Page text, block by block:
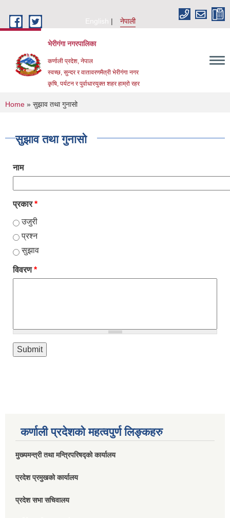
English
नेपाली
भेरीगंगा नगरपालिका
कर्णाली प्रदेश, नेपाल
स्वच्छ, सुन्दर र वातावरणमैत्री भेरीगंगा नगर
कृषि, पर्यटन र पुर्वाधारयुक्त शहर हाम्रो रहर
You are here
Home » सुझाव तथा गुनासो
सुझाव तथा गुनासो
नाम
प्रकार*
उजुरी
प्रश्न
सुझाव
विवरण*
कर्णाली प्रदेशको महत्वपुर्ण लिङ्कहरु
मुख्यमन्त्री तथा मन्त्रिपरिषद्को कार्यालय
प्रदेश प्रमुखको कार्यालय
प्रदेश सभा सचिवालय